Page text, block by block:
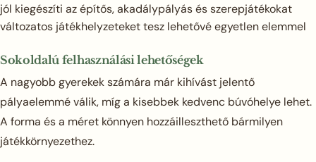
jól kiegészíti az építős, akadálypályás és szerepjátékokat
változatos játékhelyzeteket tesz lehetővé egyetlen elemmel
Sokoldalú felhasználási lehetőségek
A nagyobb gyerekek számára már kihívást jelentő
pályaelemmé válik, míg a kisebbek kedvenc búvóhelye lehet.
A forma és a méret könnyen hozzáilleszthető bármilyen
játékkörnyezethez.